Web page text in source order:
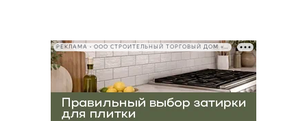
РЕКЛАМА • ООО СТРОИТЕЛЬНЫЙ ТОРГОВЫЙ ДОМ «ПЕТРОВИЧ», ИНН 7802348846